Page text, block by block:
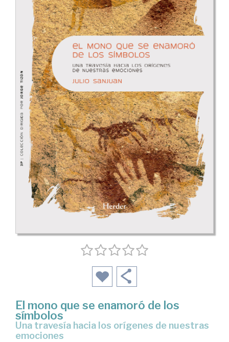
El mono que se enamoró de los
símbolos
Una travesía hacia los orígenes de nuestras
emociones